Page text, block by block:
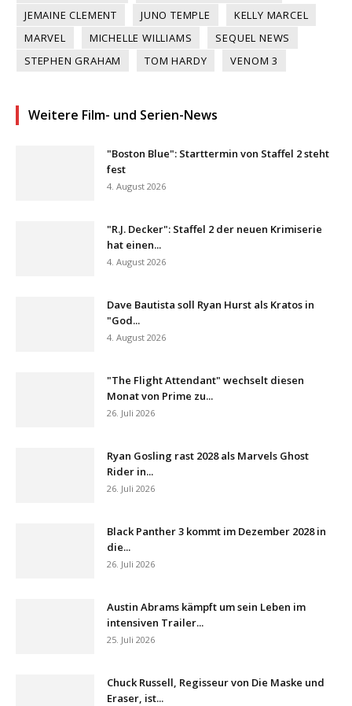
JEMAINE CLEMENT JUNO TEMPLE
KELLY MARCEL
MARVEL
MICHELLE WILLIAMS
SEQUEL NEWS
STEPHEN GRAHAM
TOM HARDY VENOM 3
Weitere Film- und Serien-News
"Boston Blue": Starttermin von Staffel 2 steht
fest
4. August 2026
"R.J. Decker": Staffel 2 der neuen Krimiserie
hat einen...
4. August 2026
Dave Bautista soll Ryan Hurst als Kratos in
"God...
4. August 2026
"The Flight Attendant" wechselt diesen
Monat von Prime zu...
26. Juli 2026
Ryan Gosling rast 2028 als Marvels Ghost
Rider in...
26. Juli 2026
Black Panther 3 kommt im Dezember 2028 in
die...
26. Juli 2026
Austin Abrams kämpft um sein Leben im
intensiven Trailer...
25. Juli 2026
Chuck Russell, Regisseur von Die Maske und
Eraser, ist...